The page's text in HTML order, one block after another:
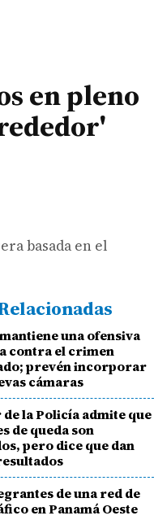
en pleno
basada en el
una ofensiva
contra el crimen
prevén incorporar
cámaras
la Policía admite que
de queda son
pero dice que dan
de una red de
en Panamá Oeste